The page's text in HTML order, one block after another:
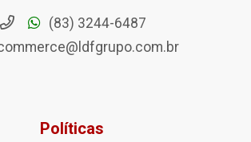
(83) 3244-6487
Políticas